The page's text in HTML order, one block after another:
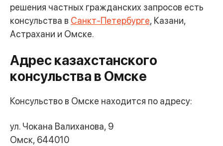
решения частных гражданских запросов есть
консульства в Санкт-Петербурге, Казани,
Астрахани и Омске.
Адрес казахстанского
консульства в Омске
Консульство в Омске находится по адресу:
ул. Чокана Валиханова, 9
Омск, 644010